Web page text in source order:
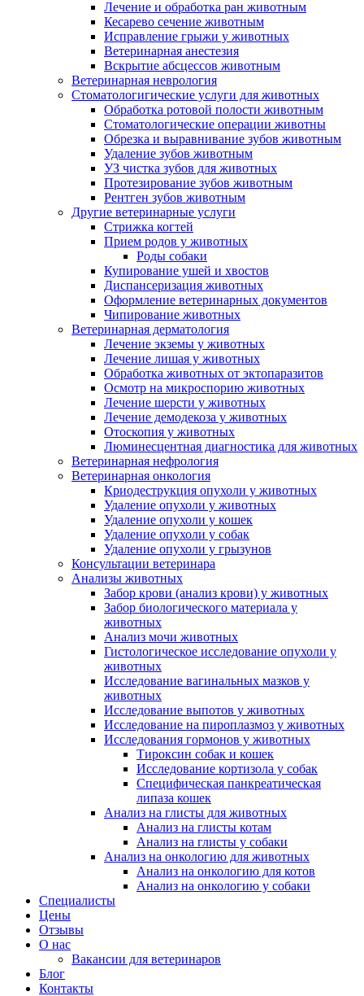
Лечение и обработка ран животным
Кесарево сечение животным
Исправление грыжи у животных
Ветеринарная анестезия
Вскрытие абсцессов животным
Ветеринарная неврология
Стоматологигические услуги для животных
Обработка ротовой полости животным
Стоматологические операции животны
Обрезка и выравнивание зубов животным
Удаление зубов животным
УЗ чистка зубов для животных
Протезирование зубов животным
Рентген зубов животным
Другие ветеринарные услуги
Стрижка когтей
Прием родов у животных
Роды собаки
Купирование ушей и хвостов
Диспансеризация животных
Оформление ветеринарных документов
Чипирование животных
Ветеринарная дерматология
Лечение экземы у животных
Лечение лишая у животных
Обработка животных от эктопаразитов
Осмотр на микроспорию животных
Лечение шерсти у животных
Лечение демодекоза у животных
Отоскопия у животных
Люминесцентная диагностика для животных
Ветеринарная нефрология
Ветеринарная онкология
Криодеструкция опухоли у животных
Удаление опухоли у животных
Удаление опухоли у кошек
Удаление опухоли у собак
Удаление опухоли у грызунов
Консультации ветеринара
Анализы животных
Забор крови (анализ крови) у животных
Забор биологического материала у
животных
Анализ мочи животных
Гистологическое исследование опухоли у
животных
Исследование вагинальных мазков у
животных
Исследование выпотов у животных
Исследование на пироплазмоз у животных
Исследования гормонов у животных
Тироксин собак и кошек
Исследование кортизола у собак
Специфическая панкреатическая
липаза кошек
Анализ на глисты для животных
Анализ на глисты котам
Анализ на глисты у собаки
Анализ на онкологию для животных
Анализ на онкологию для котов
Анализ на онкологию у собаки
Специалисты
Цены
Отзывы
О нас
Вакансии для ветеринаров
Блог
Контакты